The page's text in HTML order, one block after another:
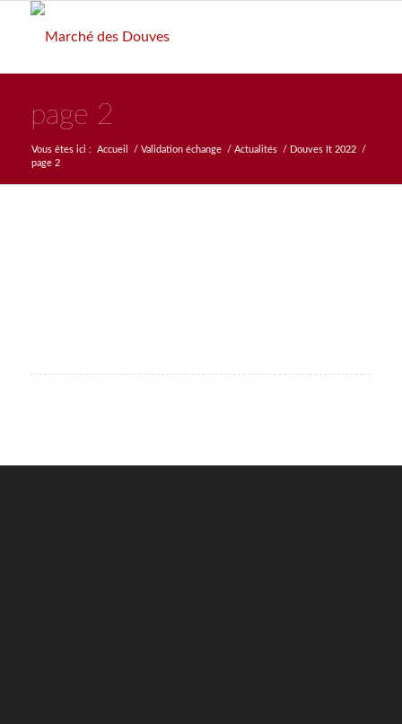
page 2
Vous êtes ici : Accueil / Validation échange / Actualités / Douves It 2022
/
page 2